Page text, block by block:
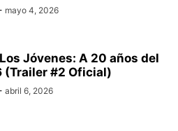
mayo 4, 2026
Jóvenes: A 20 años del
(Trailer #2 Oficial)
abril 6, 2026